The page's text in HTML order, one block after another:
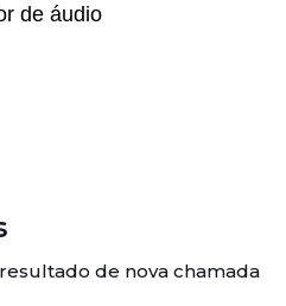
de áudio
de nova chamada